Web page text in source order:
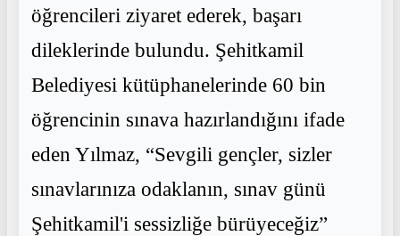
öğrencileri ziyaret ederek, başarı
dileklerinde bulundu. Şehitkamil
Belediyesi kütüphanelerinde 60 bin
öğrencinin sınava hazırlandığını ifade
eden Yılmaz, “Sevgili gençler, sizler
sınavlarınıza odaklanın, sınav günü
Şehitkamil'i sessizliğe bürüyeceğiz”